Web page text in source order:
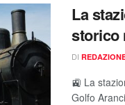
La
storico
DI
🚉 La
Golfo